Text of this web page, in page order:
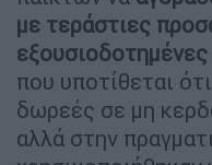
με τεράστιες
που υποτίθεται
δωρεές σε μη
αλλά στην